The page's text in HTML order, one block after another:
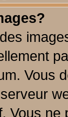
Vous
Vous